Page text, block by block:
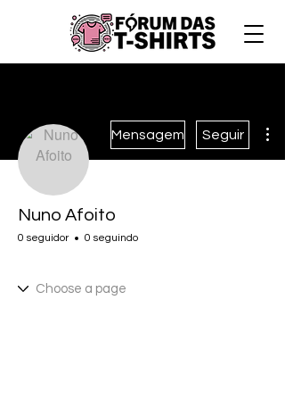
Mensagem Seguir
Nuno Afoito
0 seguidor 0 seguindo